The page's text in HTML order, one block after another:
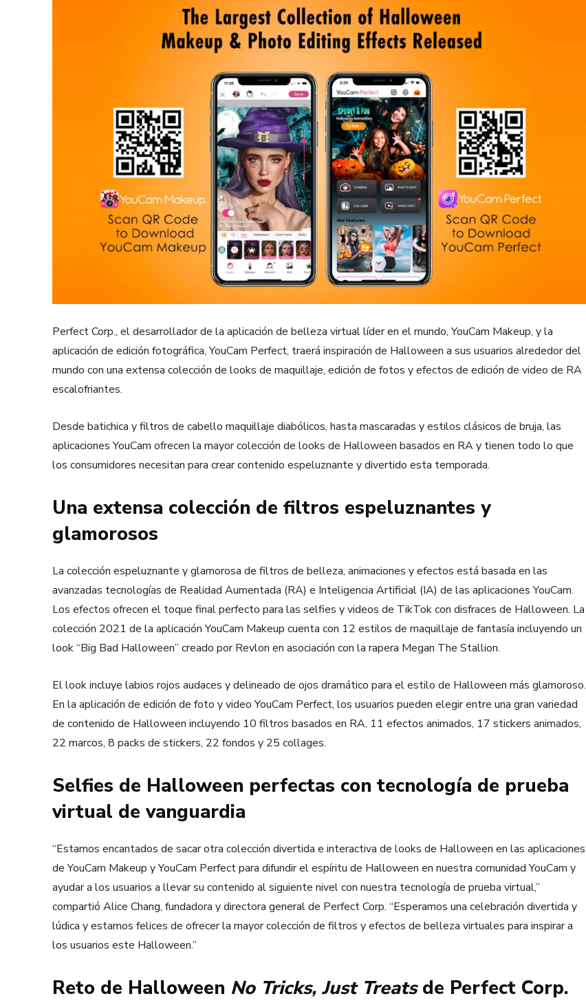
Perfect Corp., el desarrollador de la aplicación de belleza virtual líder en el mundo, YouCam Makeup, y la
aplicación de edición fotográfica, YouCam Perfect, traerá inspiración de Halloween a sus usuarios alrededor del
mundo con una extensa colección de looks de maquillaje, edición de fotos y efectos de edición de video de RA
escalofriantes.
Desde batichica y filtros de cabello maquillaje diabólicos, hasta mascaradas y estilos clásicos de bruja, las
aplicaciones YouCam ofrecen la mayor colección de looks de Halloween basados en RA y tienen todo lo que
los consumidores necesitan para crear contenido espeluznante y divertido esta temporada.
Una extensa colección de filtros espeluznantes y
glamorosos
La colección espeluznante y glamorosa de filtros de belleza, animaciones y efectos está basada en las
avanzadas tecnologías de Realidad Aumentada (RA) e Inteligencia Artificial (IA) de las aplicaciones YouCam.
Los efectos ofrecen el toque final perfecto para las selfies y videos de TikTok con disfraces de Halloween. La
colección 2021 de la aplicación YouCam Makeup cuenta con 12 estilos de maquillaje de fantasía incluyendo un
look “Big Bad Halloween” creado por Revlon en asociación con la rapera Megan The Stallion.
El look incluye labios rojos audaces y delineado de ojos dramático para el estilo de Halloween más glamoroso.
En la aplicación de edición de foto y video YouCam Perfect, los usuarios pueden elegir entre una gran variedad
de contenido de Halloween incluyendo 10 filtros basados en RA, 11 efectos animados, 17 stickers animados,
22 marcos, 8 packs de stickers, 22 fondos y 25 collages.
Selfies de Halloween perfectas con tecnología de prueba
virtual de vanguardia
“Estamos encantados de sacar otra colección divertida e interactiva de looks de Halloween en las aplicaciones
de YouCam Makeup y YouCam Perfect para difundir el espíritu de Halloween en nuestra comunidad YouCam y
ayudar a los usuarios a llevar su contenido al siguiente nivel con nuestra tecnología de prueba virtual,”
compartió Alice Chang, fundadora y directora general de Perfect Corp. “Esperamos una celebración divertida y
lúdica y estamos felices de ofrecer la mayor colección de filtros y efectos de belleza virtuales para inspirar a
los usuarios este Halloween.”
Reto de Halloween No Tricks, Just Treatsde Perfect Corp.